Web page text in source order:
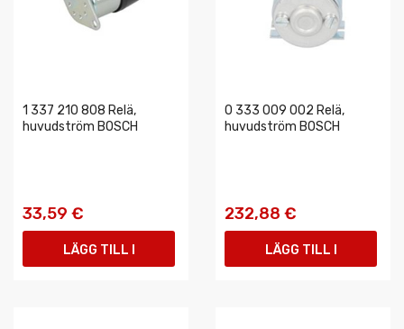
1 337 210 808 Relä,
huvudström BOSCH
33,59 €
LÄGG TILL I
0 333 009 002 Relä,
huvudström BOSCH
232,88 €
LÄGG TILL I